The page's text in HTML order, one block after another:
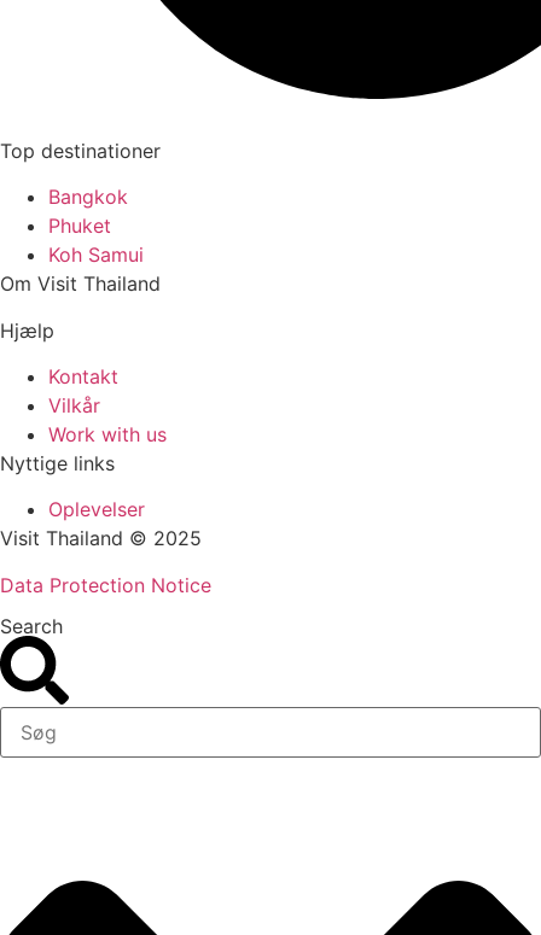
Top destinationer
Bangkok
Phuket
Koh Samui
Om Visit Thailand
Hjælp
Kontakt
Vilkår
Work with us
Nyttige links
Oplevelser
Visit Thailand © 2025
Data Protection Notice
Search